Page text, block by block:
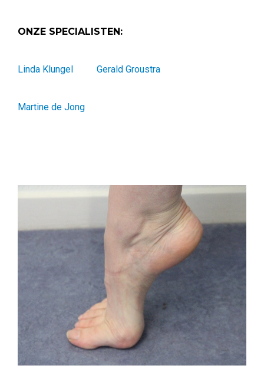
ONZE SPECIALISTEN:
Linda Klungel Gerald Groustra
Martine de Jong